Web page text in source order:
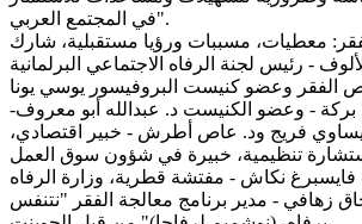
في المجتمع العربي".
معطيات، مسببات ورؤيا مستقبلية، شارك
- رئيس لجنة الرفاه الاجتماعي البرلمانية
الفقر وعضو كنيست البروفيسور يوسي يونا
- وعضو الكنيست د. عبدالله أبو معروف-
فريج ود. عاص أطرش - خبير اقتصادي،
تنظيمية، خبيرة في شؤون سوق العمل
فايسبرغ نكاش - مفتشة قطرية، وزارة الرفاه
زهافي - مدير برنامج معالجة الفقر "نتنفس